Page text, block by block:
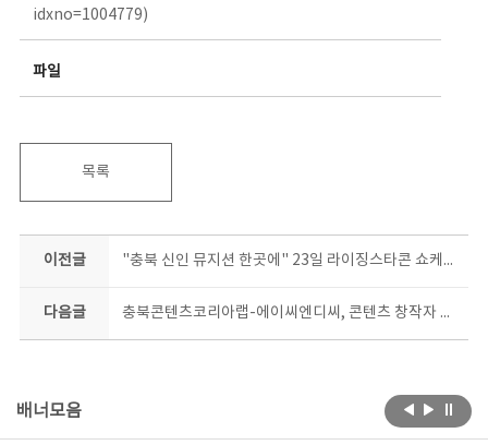
idxno=1004779)
파일
목록
이전글 "충북 신인 뮤지션 한곳에" 23일 라이징스타콘 쇼케이스
다음글 충북콘텐츠코리아랩-에이씨엔디씨, 콘텐츠 창작자 육성 업무협약
배너모음